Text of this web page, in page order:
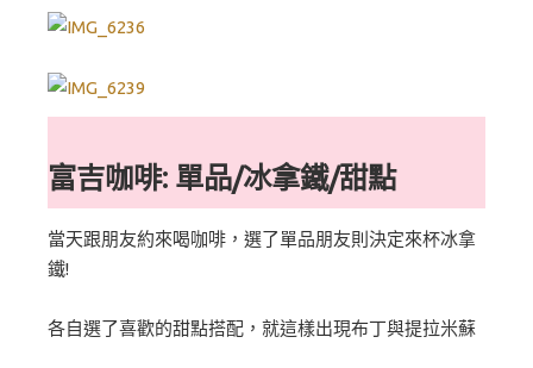
富吉咖啡: 單品/冰拿鐵/甜點
當天跟朋友約來喝咖啡，選了單品朋友則決定來杯冰拿
鐵!
各自選了喜歡的甜點搭配，就這樣出現布丁與提拉米蘇